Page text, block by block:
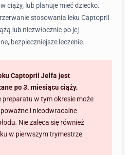
ciąży, lub planuje mieć dziecko.
stosowania leku Captopril
lub niezwłocznie po jej
bezpieczniejsze leczenie.
Captopril Jelfa jest
po 3. miesiącu ciąży.
preparatu w tym okresie może
i nieodwracalne
Nie zaleca się również
w pierwszym trymestrze